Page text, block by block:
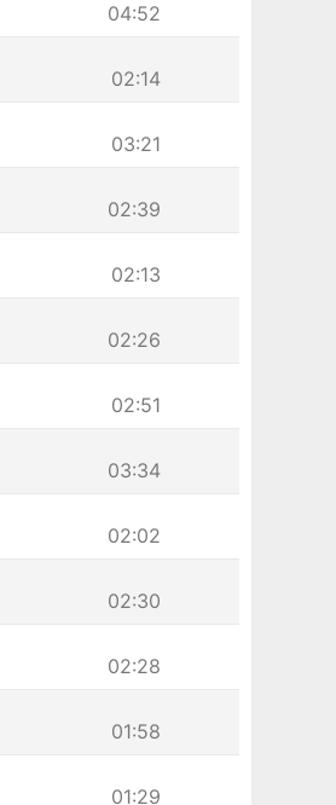
04:52
02:14
03:21
02:39
02:13
02:26
02:51
03:34
02:02
02:30
02:28
01:58
01:29